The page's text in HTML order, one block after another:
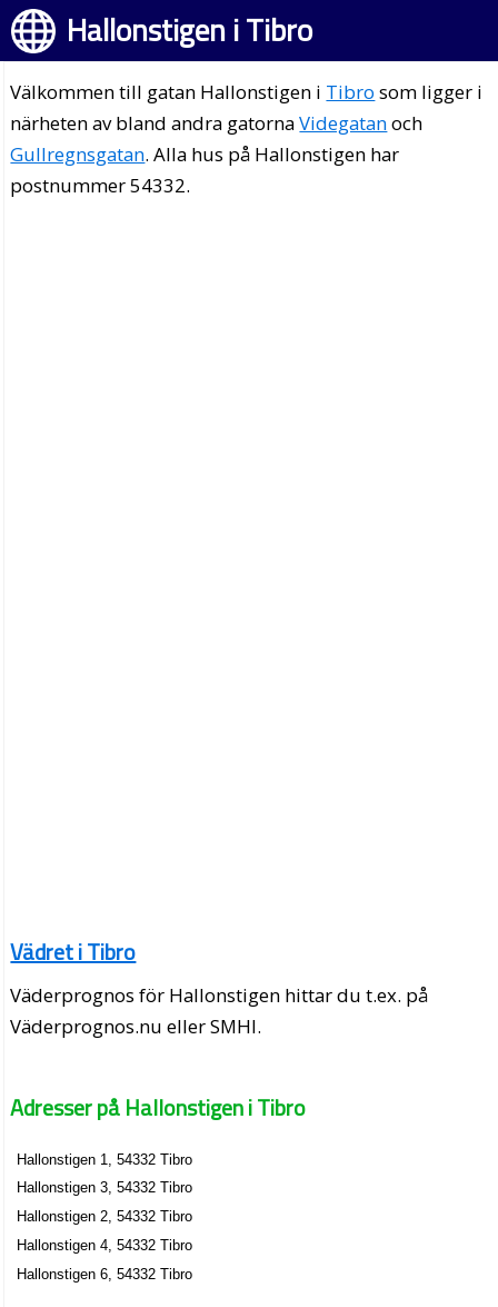
Hallonstigen i Tibro
Välkommen till gatan Hallonstigen i Tibro som ligger i
närheten av bland andra gatornaVidegatanoch
Gullregnsgatan. Alla hus på Hallonstigen har
postnummer 54332.
Vädret i Tibro
Väderprognos för Hallonstigen hittar du t.ex. på
Väderprognos.nu eller SMHI.
Adresser på Hallonstigen i Tibro
Hallonstigen 1, 54332 Tibro
Hallonstigen 3, 54332 Tibro
Hallonstigen 2, 54332 Tibro
Hallonstigen 4, 54332 Tibro
Hallonstigen 6, 54332 Tibro